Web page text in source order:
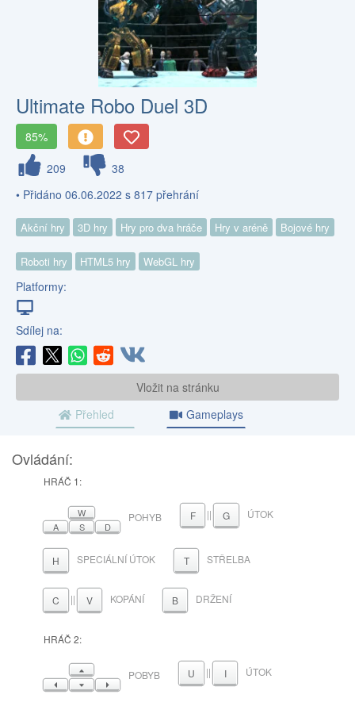
Ultimate Robo Duel 3D
85%
209
38
• Přidáno 06.06.2022 s 817 přehrání
Akční hry 3D hry Hry pro dva hráče Hry v aréně Bojové hry
Roboti hry HTML5 hry WebGL hry
Platformy:
Sdílej na:
Vložit na stránku
Přehled
Gameplays
Ovládání:
HRÁČ 1:
W
A
S D
POHYB F || G ÚTOK
H SPECIÁLNÍ ÚTOK T STŘELBA
C || V KOPÁNÍ B DRŽENÍ
HRÁČ 2:
NAHORU
VLEVODOLŮVPRAVO
POBYB U || I ÚTOK